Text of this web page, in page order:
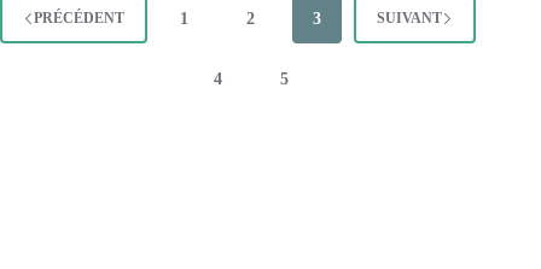
PRÉCÉDENT 1 2 3
4 5
SUIVANT